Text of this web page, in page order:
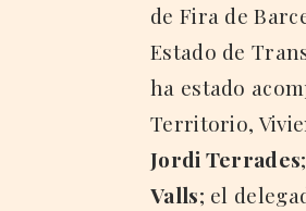
de Fira de
Estado de
ha estado
Territorio,
Jordi Terrades
Valls; el